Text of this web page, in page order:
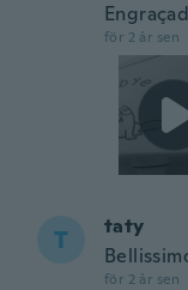
för 2 år sen
T
taty
för 2 år sen